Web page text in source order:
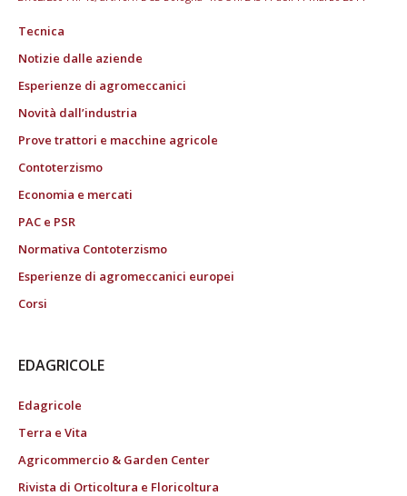
Tecnica
Notizie dalle aziende
Esperienze di agromeccanici
Novità dall’industria
Prove trattori e macchine agricole
Contoterzismo
Economia e mercati
PAC e PSR
Normativa Contoterzismo
Esperienze di agromeccanici europei
Corsi
EDAGRICOLE
Edagricole
Terra e Vita
Agricommercio & Garden Center
Rivista di Orticoltura e Floricoltura